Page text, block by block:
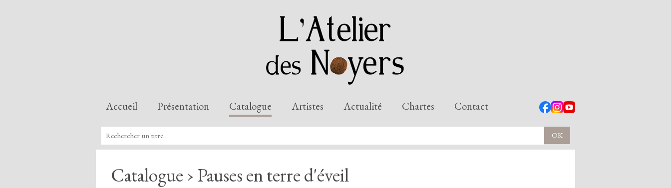
Accueil Présentation Catalogue Artistes Actualité Chartes Contact
Catalogue › Pauses en terre d'éveil